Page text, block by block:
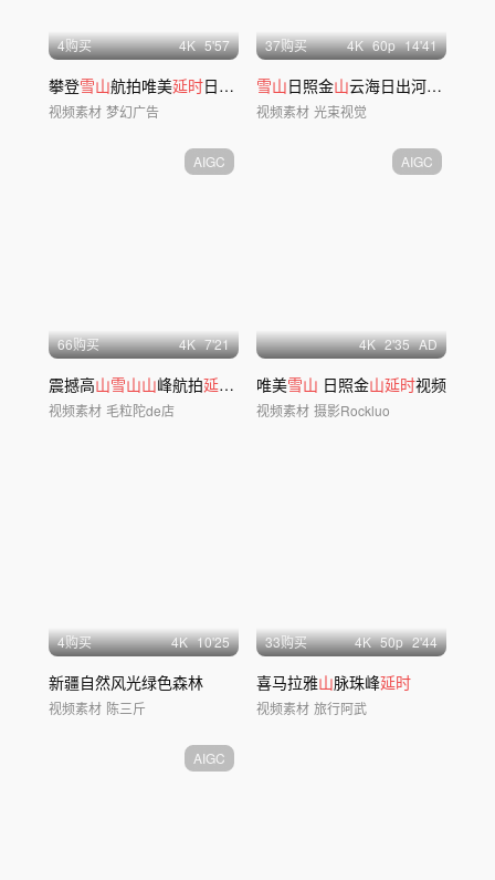
4购买 4K 5'57
攀登雪山航拍唯美延时日照金 山ai素材原创
视频素材 梦幻广告
37购买 4K 60p 14'41
雪山日照金山云海日出河流
视频素材 光束视觉
AIGC
66购买 4K 7'21
震撼高山雪山山峰航拍延时 合集祖国大好河山
视频素材 毛粒陀de店
AIGC
4K 2'35 AD
唯美雪山 日照金山延时视频
视频素材 摄影Rockluo
4购买 4K 10'25
新疆自然风光绿色森林
视频素材 陈三斤
33购买 4K 50p 2'44
喜马拉雅山脉珠峰延时
视频素材 旅行阿武
AIGC